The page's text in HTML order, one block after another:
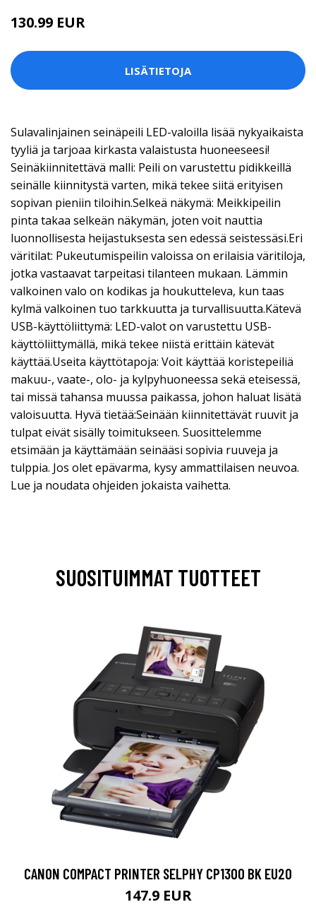
130.99 EUR
LISÄTIETOJA
Sulavalinjainen seinäpeili LED-valoilla lisää nykyaikaista
tyyliä ja tarjoaa kirkasta valaistusta huoneeseesi!
Seinäkiinnitettävä malli: Peili on varustettu pidikkeillä
seinälle kiinnitystä varten, mikä tekee siitä erityisen
sopivan pieniin tiloihin.Selkeä näkymä: Meikkipeilin
pinta takaa selkeän näkymän, joten voit nauttia
luonnollisesta heijastuksesta sen edessä seistessäsi.Eri
väritilat: Pukeutumispeilin valoissa on erilaisia väritiloja,
jotka vastaavat tarpeitasi tilanteen mukaan. Lämmin
valkoinen valo on kodikas ja houkutteleva, kun taas
kylmä valkoinen tuo tarkkuutta ja turvallisuutta.Kätevä
USB-käyttöliittymä: LED-valot on varustettu USB-
käyttöliittymällä, mikä tekee niistä erittäin kätevät
käyttää.Useita käyttötapoja: Voit käyttää koristepeiliä
makuu-, vaate-, olo- ja kylpyhuoneessa sekä eteisessä,
tai missä tahansa muussa paikassa, johon haluat lisätä
valoisuutta. Hyvä tietää:Seinään kiinnitettävät ruuvit ja
tulpat eivät sisälly toimitukseen. Suosittelemme
etsimään ja käyttämään seinääsi sopivia ruuveja ja
tulppia. Jos olet epävarma, kysy ammattilaisen neuvoa.
Lue ja noudata ohjeiden jokaista vaihetta.
SUOSITUIMMAT TUOTTEET
CANON COMPACT PRINTER SELPHY CP1300 BK EU20
147.9 EUR